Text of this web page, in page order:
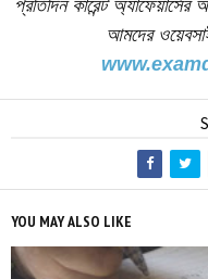
প্রতিদিন কারেন্ট
আমদের
YOU MAY ALSO LIKE